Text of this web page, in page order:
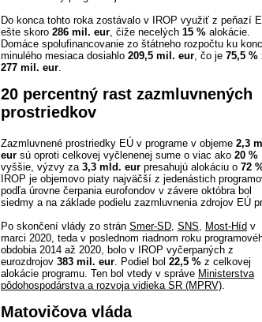
Do konca tohto roka zostávalo v IROP využiť z peňazí
ešte skoro 286 mil. eur, čiže necelých 15 % alokácie.
Domáce spolufinancovanie zo štátneho rozpočtu ku
minulého mesiaca dosiahlo 209,5 mil. eur, čo je 75,5 %
277 mil. eur.
20 percentný rast zazmluvnených
prostriedkov
Zazmluvnené prostriedky EÚ v programe v objeme 2,3
eur sú oproti celkovej vyčlenenej sume o viac ako 20 %
vyššie, výzvy za 3,3 mld. eur presahujú alokáciu o 72
IROP je objemovo piaty najväčší z jedenástich
podľa úrovne čerpania eurofondov v závere októbra bol
siedmy a na základe podielu zazmluvnenia zdrojov EÚ
Po skončení vlády zo strán Smer-SD, SNS, Most-Híd v
marci 2020, teda v poslednom riadnom roku
obdobia 2014 až 2020, bolo v IROP vyčerpaných z
eurozdrojov 383 mil. eur. Podiel bol 22,5 % z celkovej
alokácie programu. Ten bol vtedy v správe Ministerstva
pôdohospodárstva a rozvoja vidieka SR (MPRV).
Matovičova vláda